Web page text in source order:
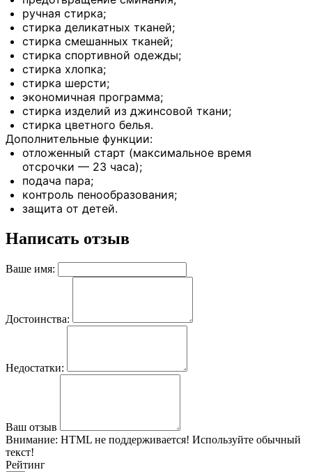
ручная стирка;
стирка деликатных тканей;
стирка смешанных тканей;
стирка спортивной одежды;
стирка хлопка;
стирка шерсти;
экономичная программа;
стирка изделий из джинсовой ткани;
стирка цветного белья.
Дополнительные функции:
отложенный старт (максимальное время
отсрочки — 23 часа);
подача пара;
контроль пенообразования;
защита от детей.
Написать отзыв
Ваше имя:
Достоинства:
Недостатки:
Ваш отзыв
Внимание: HTML не поддерживается! Используйте обычный
текст!
Рейтинг